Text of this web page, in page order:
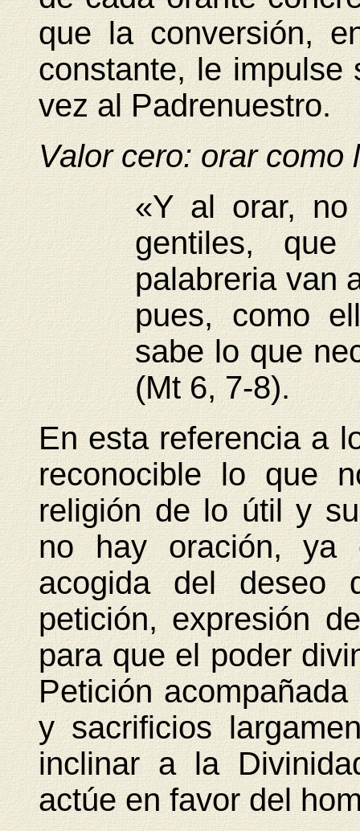
que la conversión,
constante, le
vez al Padrenuestro.
Valor cero: orar como
«Y al orar, no
gentiles,
palabreria van
pues, como
sabe lo que
(Mt 6, 7-8).
En esta referencia a
reconocible lo que
religión de lo útil y
no hay oración, ya
acogida del deseo
petición, expresión
para que el poder
Petición
y sacrificios
inclinar a la
actúe en favor del